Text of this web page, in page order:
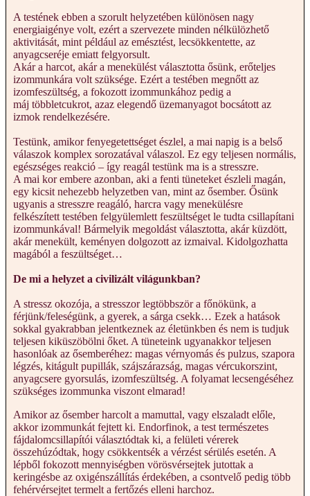
A testének ebben a szorult helyzetében különösen nagy
energiaigénye volt, ezért a szervezete minden nélkülözhető
aktivitását, mint például az emésztést, lecsökkentette, az
anyagcseréje emiatt felgyorsult.
Akár a harcot, akár a menekülést választotta ősünk, erőteljes
izommunkára volt szüksége. Ezért a testében megnőtt az
izomfeszültség, a fokozott izommunkához pedig a
máj többletcukrot, azaz elegendő üzemanyagot bocsátott az
izmok rendelkezésére.
Testünk, amikor fenyegetettséget észlel, a mai napig is a belső
válaszok komplex sorozatával válaszol. Ez egy teljesen normális,
egészséges reakció – így reagál testünk ma is a stresszre.
A mai kor embere azonban, aki a fenti tüneteket észleli magán,
egy kicsit nehezebb helyzetben van, mint az ősember. Ősünk
ugyanis a stresszre reagáló, harcra vagy menekülésre
felkészített testében felgyülemlett feszültséget le tudta csillapítani
izommunkával! Bármelyik megoldást választotta, akár küzdött,
akár menekült, keményen dolgozott az izmaival. Kidolgozhatta
magából a feszültséget…
De mi a helyzet a civilizált világunkban?
A stressz okozója, a stresszor legtöbbször a főnökünk, a
férjünk/feleségünk, a gyerek, a sárga csekk… Ezek a hatások
sokkal gyakrabban jelentkeznek az életünkben és nem is tudjuk
teljesen kiküszöbölni őket. A tüneteink ugyanakkor teljesen
hasonlóak az ősemberéhez: magas vérnyomás és pulzus, szapora
légzés, kitágult pupillák, szájszárazság, magas vércukorszint,
anyagcsere gyorsulás, izomfeszültség. A folyamat lecsengéséhez
szükséges izommunka viszont elmarad!
Amikor az ősember harcolt a mamuttal, vagy elszaladt előle,
akkor izommunkát fejtett ki. Endorfinok, a test természetes
fájdalomcsillapítói választódtak ki, a felületi vérerek
összehúzódtak, hogy csökkentsék a vérzést sérülés esetén. A
lépből fokozott mennyiségben vörösvérsejtek jutottak a
keringésbe az oxigénszállítás érdekében, a csontvelő pedig több
fehérvérsejtet termelt a fertőzés elleni harchoz.